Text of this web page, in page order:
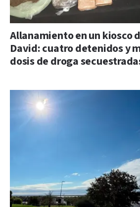
Allanamiento en un kiosco
David: cuatro detenidos y
dosis de droga